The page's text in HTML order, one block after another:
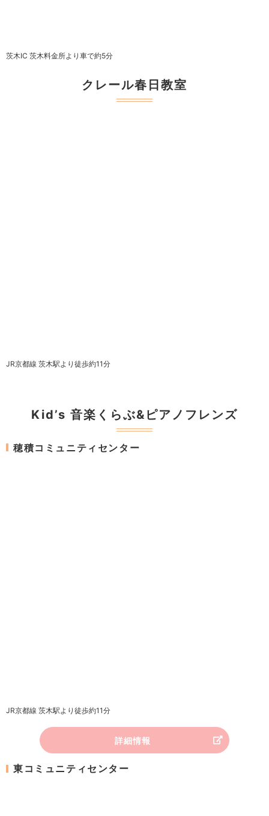
茨木IC 茨木料金所より車で約5分
クレール春日教室
JR京都線 茨木駅より徒歩約11分
Kid’s 音楽くらぶ&ピアノフレンズ
穂積コミュニティセンター
JR京都線 茨木駅より徒歩約11分
詳細情報
東コミュニティセンター